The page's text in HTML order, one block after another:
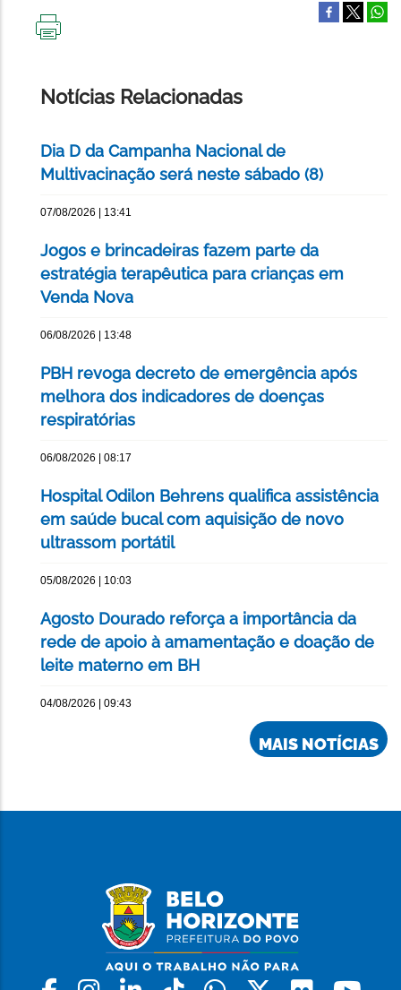
Notícias Relacionadas
Dia D da Campanha Nacional de
Multivacinação será neste sábado (8)
07/08/2026 | 13:41
Jogos e brincadeiras fazem parte da
estratégia terapêutica para crianças em
Venda Nova
06/08/2026 | 13:48
PBH revoga decreto de emergência após
melhora dos indicadores de doenças
respiratórias
06/08/2026 | 08:17
Hospital Odilon Behrens qualifica assistência
em saúde bucal com aquisição de novo
ultrassom portátil
05/08/2026 | 10:03
Agosto Dourado reforça a importância da
rede de apoio à amamentação e doação de
leite materno em BH
04/08/2026 | 09:43
MAIS NOTÍCIAS